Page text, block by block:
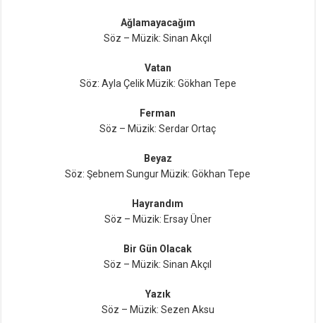
Ağlamayacağım
Söz – Müzik: Sinan Akçıl
Vatan
Söz: Ayla Çelik Müzik: Gökhan Tepe
Ferman
Söz – Müzik: Serdar Ortaç
Beyaz
Söz: Şebnem Sungur Müzik: Gökhan Tepe
Hayrandım
Söz – Müzik: Ersay Üner
Bir Gün Olacak
Söz – Müzik: Sinan Akçıl
Yazık
Söz – Müzik: Sezen Aksu